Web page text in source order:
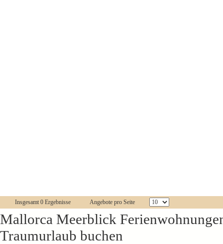
Insgesamt 0 Ergebnisse Angebote pro Seite
Mallorca Meerblick
Traumurlaub buchen